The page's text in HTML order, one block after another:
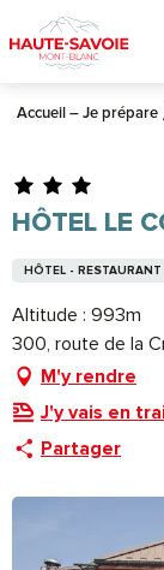
au
contenu
principal
Accueil – Je prépare
HÔTEL LE
HÔTEL - RESTAURANT
Altitude : 993m
300, route de la
M'y rendre
J'y vais en
Partager